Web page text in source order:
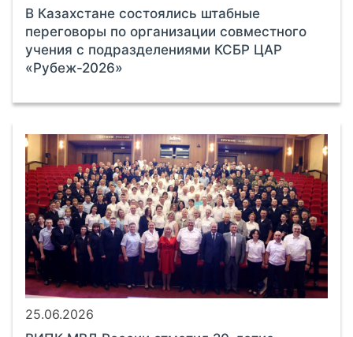
В Казахстане состоялись штабные
переговоры по организации совместного
учения с подразделениями КСБР ЦАР
«Рубеж-2026»
25.06.2026